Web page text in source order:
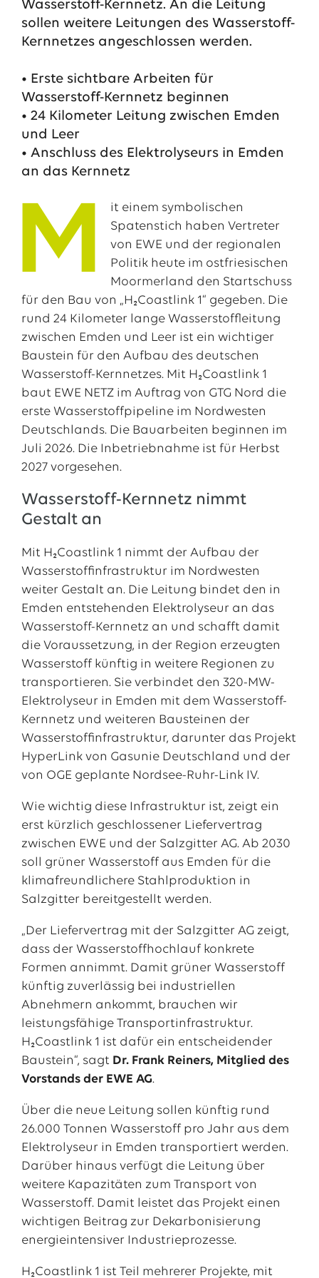
Wasserstoff-Kernnetz. An die Leitung
sollen weitere Leitungen des Wasserstoff-
Kernnetzes angeschlossen werden.
• Erste sichtbare Arbeiten für
Wasserstoff-Kernnetz beginnen
• 24 Kilometer Leitung zwischen Emden
und Leer
• Anschluss des Elektrolyseurs in Emden
an das Kernnetz
M
it einem symbolischen
Spatenstich haben Vertreter
von EWE und der regionalen
Politik heute im ostfriesischen
Moormerland den Startschuss
für den Bau von „H₂Coastlink 1“ gegeben. Die
rund 24 Kilometer lange Wasserstoffleitung
zwischen Emden und Leer ist ein wichtiger
Baustein für den Aufbau des deutschen
Wasserstoff-Kernnetzes. Mit H₂Coastlink 1
baut EWE NETZ im Auftrag von GTG Nord die
erste Wasserstoffpipeline im Nordwesten
Deutschlands. Die Bauarbeiten beginnen im
Juli 2026. Die Inbetriebnahme ist für Herbst
2027 vorgesehen.
Wasserstoff-Kernnetz nimmt
Gestalt an
Mit H₂Coastlink 1 nimmt der Aufbau der
Wasserstoffinfrastruktur im Nordwesten
weiter Gestalt an. Die Leitung bindet den in
Emden entstehenden Elektrolyseur an das
Wasserstoff-Kernnetz an und schafft damit
die Voraussetzung, in der Region erzeugten
Wasserstoff künftig in weitere Regionen zu
transportieren. Sie verbindet den 320-MW-
Elektrolyseur in Emden mit dem Wasserstoff-
Kernnetz und weiteren Bausteinen der
Wasserstoffinfrastruktur, darunter das Projekt
HyperLink von Gasunie Deutschland und der
von OGE geplante Nordsee-Ruhr-Link IV.
Wie wichtig diese Infrastruktur ist, zeigt ein
erst kürzlich geschlossener Liefervertrag
zwischen EWE und der Salzgitter AG. Ab 2030
soll grüner Wasserstoff aus Emden für die
klimafreundlichere Stahlproduktion in
Salzgitter bereitgestellt werden.
„Der Liefervertrag mit der Salzgitter AG zeigt,
dass der Wasserstoffhochlauf konkrete
Formen annimmt. Damit grüner Wasserstoff
künftig zuverlässig bei industriellen
Abnehmern ankommt, brauchen wir
leistungsfähige Transportinfrastruktur.
H₂Coastlink 1 ist dafür ein entscheidender
Baustein“, sagt Dr. Frank Reiners, Mitglied des
Vorstands der EWE AG.
Über die neue Leitung sollen künftig rund
26.000 Tonnen Wasserstoff pro Jahr aus dem
Elektrolyseur in Emden transportiert werden.
Darüber hinaus verfügt die Leitung über
weitere Kapazitäten zum Transport von
Wasserstoff. Damit leistet das Projekt einen
wichtigen Beitrag zur Dekarbonisierung
energieintensiver Industrieprozesse.
H₂Coastlink 1 ist Teil mehrerer Projekte, mit
Unsere neuesten Stellenangebote